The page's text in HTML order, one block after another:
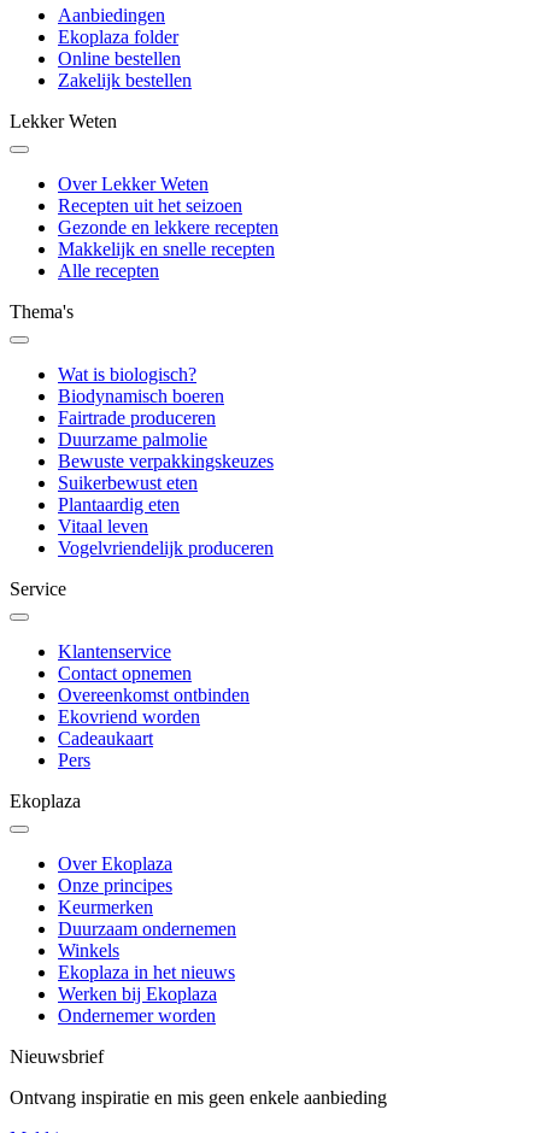
Aanbiedingen
Ekoplaza folder
Online bestellen
Zakelijk bestellen
Lekker Weten
Over Lekker Weten
Recepten uit het seizoen
Gezonde en lekkere recepten
Makkelijk en snelle recepten
Alle recepten
Thema's
Wat is biologisch?
Biodynamisch boeren
Fairtrade produceren
Duurzame palmolie
Bewuste verpakkingskeuzes
Suikerbewust eten
Plantaardig eten
Vitaal leven
Vogelvriendelijk produceren
Service
Klantenservice
Contact opnemen
Overeenkomst ontbinden
Ekovriend worden
Cadeaukaart
Pers
Ekoplaza
Over Ekoplaza
Onze principes
Keurmerken
Duurzaam ondernemen
Winkels
Ekoplaza in het nieuws
Werken bij Ekoplaza
Ondernemer worden
Nieuwsbrief
Ontvang inspiratie en mis geen enkele aanbieding